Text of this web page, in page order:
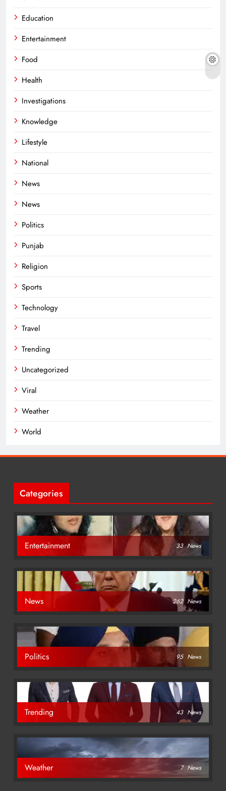
Education
Entertainment
Food
Health
Investigations
Knowledge
Lifestyle
National
News
News
Politics
Punjab
Religion
Sports
Technology
Travel
Trending
Uncategorized
Viral
Weather
World
Categories
Entertainment 33 News
News 262 News
Politics 95 News
Trending 43 News
Weather 7 News